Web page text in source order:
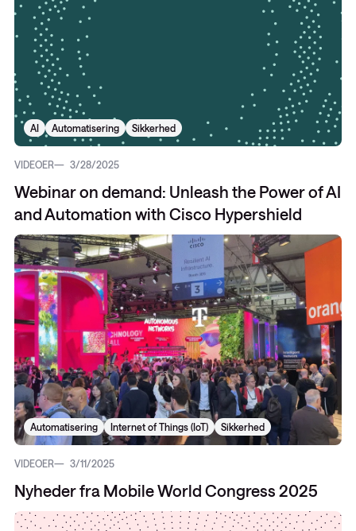
AI Automatisering Sikkerhed
VIDEOER 3/28/2025
Webinar on demand: Unleash the Power of AI
and Automation with Cisco Hypershield
Automatisering Internet of Things (IoT) Sikkerhed
VIDEOER 3/11/2025
Nyheder fra Mobile World Congress 2025